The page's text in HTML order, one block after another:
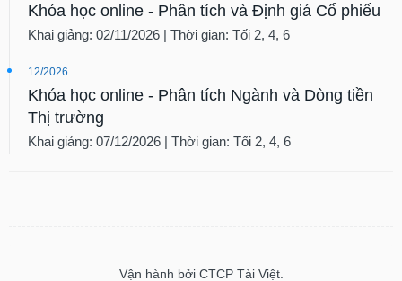
Khóa học online - Phân tích và Định giá Cổ phiếu
Khai giảng: 02/11/2026 | Thời gian: Tối 2, 4, 6
12/2026
Khóa học online - Phân tích Ngành và Dòng tiền
Thị trường
Khai giảng: 07/12/2026 | Thời gian: Tối 2, 4, 6
Vận hành bởi CTCP Tài Việt.